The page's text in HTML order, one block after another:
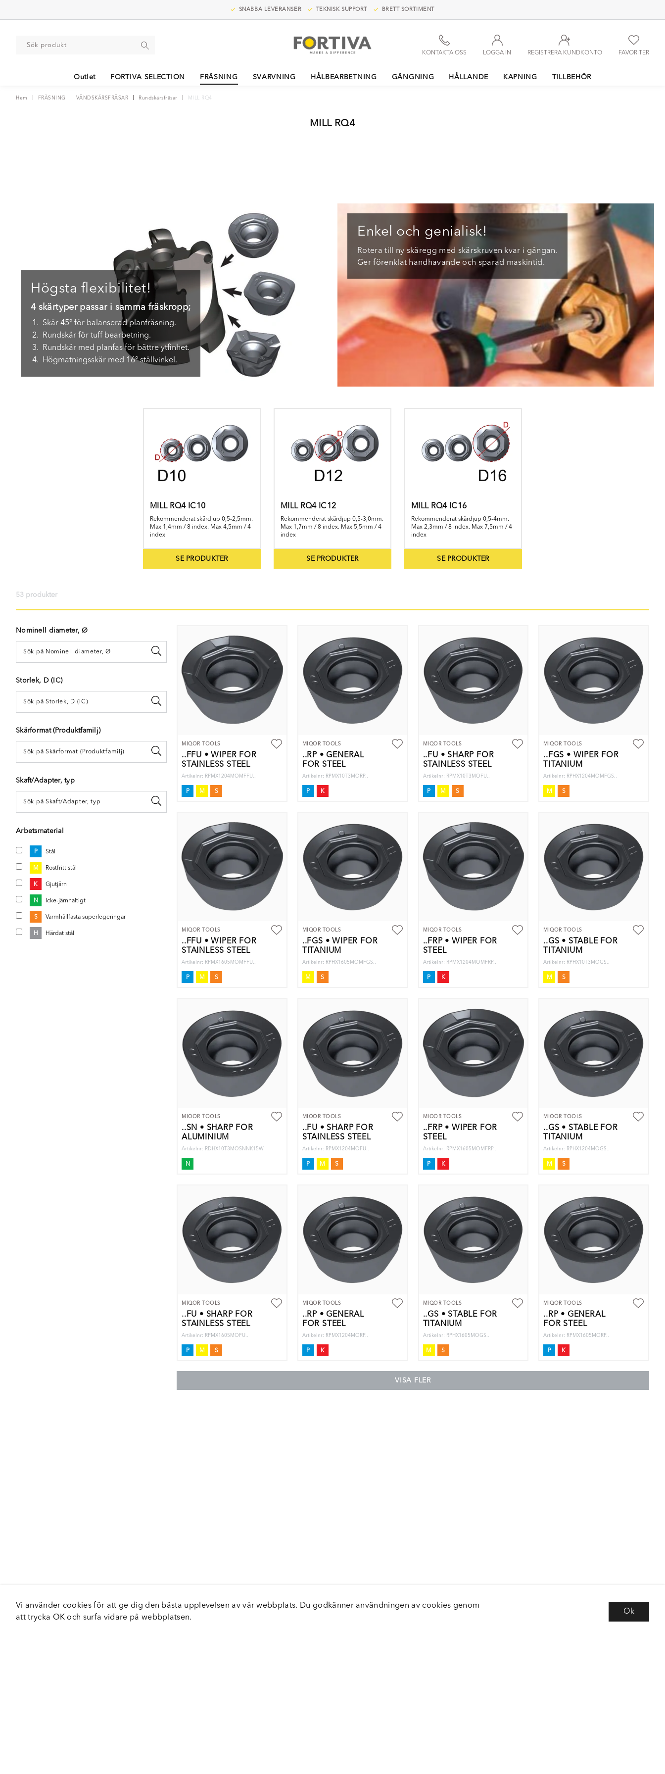
SNABBA LEVERANSER TEKNISK SUPPORT BRETT SORTIMENT
FAVORITER
REGISTRERA KUNDKONTO
LOGGA IN
KONTAKTA OSS
Outlet FORTIVA SELECTION FRÄSNING SVARVNING HÅLBEARBETNING GÄNGNING HÅLLANDE KAPNING TILLBEHÖR
Hem FRÄSNING VÄNDSKÄRSFRÄSAR Rundskärsfräsar MILL RQ4
MILL RQ4
Högsta flexibilitet!
4 skärtyper passar i samma fräskropp;
Skär 45° för balanserad planfräsning.
Rundskär för tuff bearbetning.
Rundskär med planfas för bättre ytfinhet.
Högmatningsskär med 16° ställvinkel.
Enkel och genialisk!
Rotera till ny skäregg med skärskruven kvar i gängan.
Ger förenklat handhavande och sparad maskintid.
MILL RQ4 IC10
Rekommenderat skärdjup 0,5-2,5mm.
Max 1,4mm / 8 index. Max 4,5mm / 4
index
SE PRODUKTER
MILL RQ4 IC12
Rekommenderat skärdjup 0,5-3,0mm.
Max 1,7mm / 8 index. Max 5,5mm / 4
index
SE PRODUKTER
MILL RQ4 IC16
Rekommenderat skärdjup 0,5-4mm.
Max 2,3mm / 8 index. Max 7,5mm / 4
index
SE PRODUKTER
53 produkter
Nominell diameter, Ø
Storlek, D (IC)
Skärformat (Produktfamilj)
Skaft/Adapter, typ
Arbetsmaterial
P Stål
M Rostfritt stål
K Gjutjärn
N Icke-järnhaltigt
S Varmhållfasta superlegeringar
H Härdat stål
MIQOR TOOLS
..FFU • WIPER FOR
STAINLESS STEEL
Artikelnr: RPMX1204MOMFFU..
P M S
MIQOR TOOLS
..RP • GENERAL
FOR STEEL
Artikelnr: RPMX10T3MORP..
P K
MIQOR TOOLS
..FU • SHARP FOR
STAINLESS STEEL
Artikelnr: RPMX10T3MOFU..
P M S
MIQOR TOOLS
..FGS • WIPER FOR
TITANIUM
Artikelnr: RPHX1204MOMFGS..
M S
MIQOR TOOLS
..FFU • WIPER FOR
STAINLESS STEEL
Artikelnr: RPMX1605MOMFFU..
P M S
MIQOR TOOLS
..FGS • WIPER FOR
TITANIUM
Artikelnr: RPHX1605MOMFGS..
M S
MIQOR TOOLS
..FRP • WIPER FOR
STEEL
Artikelnr: RPMX1204MOMFRP..
P K
MIQOR TOOLS
..GS • STABLE FOR
TITANIUM
Artikelnr: RPHX10T3MOGS..
M S
MIQOR TOOLS
..SN • SHARP FOR
ALUMINIUM
Artikelnr: RDHX10T3MOSNNK15W
N
MIQOR TOOLS
..FU • SHARP FOR
STAINLESS STEEL
Artikelnr: RPMX1204MOFU..
P M S
MIQOR TOOLS
..FRP • WIPER FOR
STEEL
Artikelnr: RPMX1605MOMFRP..
P K
MIQOR TOOLS
..GS • STABLE FOR
TITANIUM
Artikelnr: RPHX1204MOGS..
M S
MIQOR TOOLS
..FU • SHARP FOR
STAINLESS STEEL
Artikelnr: RPMX1605MOFU..
P M S
MIQOR TOOLS
..RP • GENERAL
FOR STEEL
Artikelnr: RPMX1204MORP..
P K
MIQOR TOOLS
..GS • STABLE FOR
TITANIUM
Artikelnr: RPHX1605MOGS..
M S
MIQOR TOOLS
..RP • GENERAL
FOR STEEL
Artikelnr: RPMX1605MORP..
P K
VISA FLER
Vi använder cookies för att ge dig den bästa upplevelsen av vår webbplats. Du godkänner användningen av cookies genom
att trycka OK och surfa vidare på webbplatsen.
Ok